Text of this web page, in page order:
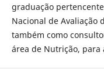
graduação
Nacional de Avaliação
também como
área de Nutrição, para